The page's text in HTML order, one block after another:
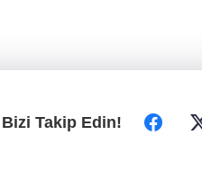
Bizi Takip Edin!